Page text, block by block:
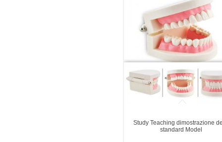
Study Teaching dimostrazione
standard Model